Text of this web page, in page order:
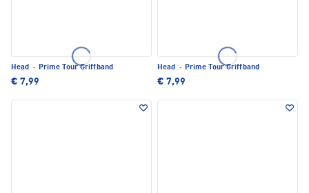
Head · Prime Tour Griffband
€ 7,99
Head · Prime Tour Griffband
€ 7,99